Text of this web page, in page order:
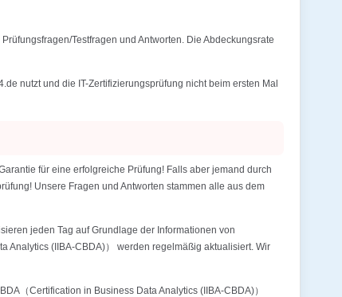
Testfragen und Antworten. Die Abdeckungsrate
nutzt und die IT-Zertifizierungsprüfung nicht beim ersten Mal
für eine erfolgreiche Prüfung! Falls aber jemand durch
Unsere Fragen und Antworten stammen alle aus dem
jeden Tag auf Grundlage der Informationen von
Analytics (IIBA-CBDA)） werden regelmäßig aktualisiert. Wir
（Certification in Business Data Analytics (IIBA-CBDA)）